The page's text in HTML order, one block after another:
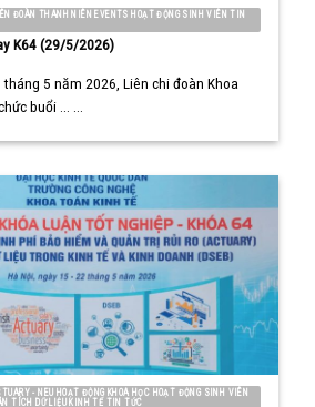
ĐOÀN THANH NIÊN EVENTS HOẠT ĐỘNG SINH VIÊN TIN
K64 (29/5/2026)
tháng 5 năm 2026, Liên chi đoàn Khoa
buổi ... ...
- NEU HOẠT ĐỘNG KHOA HỌC HOẠT ĐỘNG SINH VIÊN
TÍCH DỮ LIỆU KINH TẾ TIN TỨC